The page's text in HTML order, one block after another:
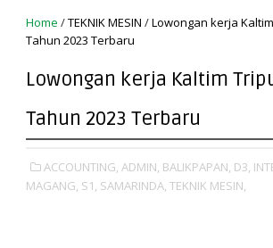
Home /TEKNIK MESIN /Lowongan kerja
Tahun 2023 Terbaru
Lowongan kerja Kaltim
Tahun 2023 Terbaru
ACCOUNTING, ADMIN, BALIKPAPAN, D3,
MAGANG, S1, SAMARINDA, TEKNIK MESIN,